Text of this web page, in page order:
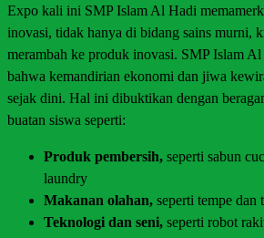
Expo kali ini SMP Islam Al Hadi
inovasi, tidak hanya di bidang sains murni,
merambah ke produk inovasi. SMP Islam
bahwa kemandirian ekonomi dan jiwa
sejak dini. Hal ini dibuktikan dengan
buatan siswa seperti:
Produk pembersih, seperti sabun
laundry
Makanan olahan, seperti tempe dan
Teknologi dan seni, seperti robot